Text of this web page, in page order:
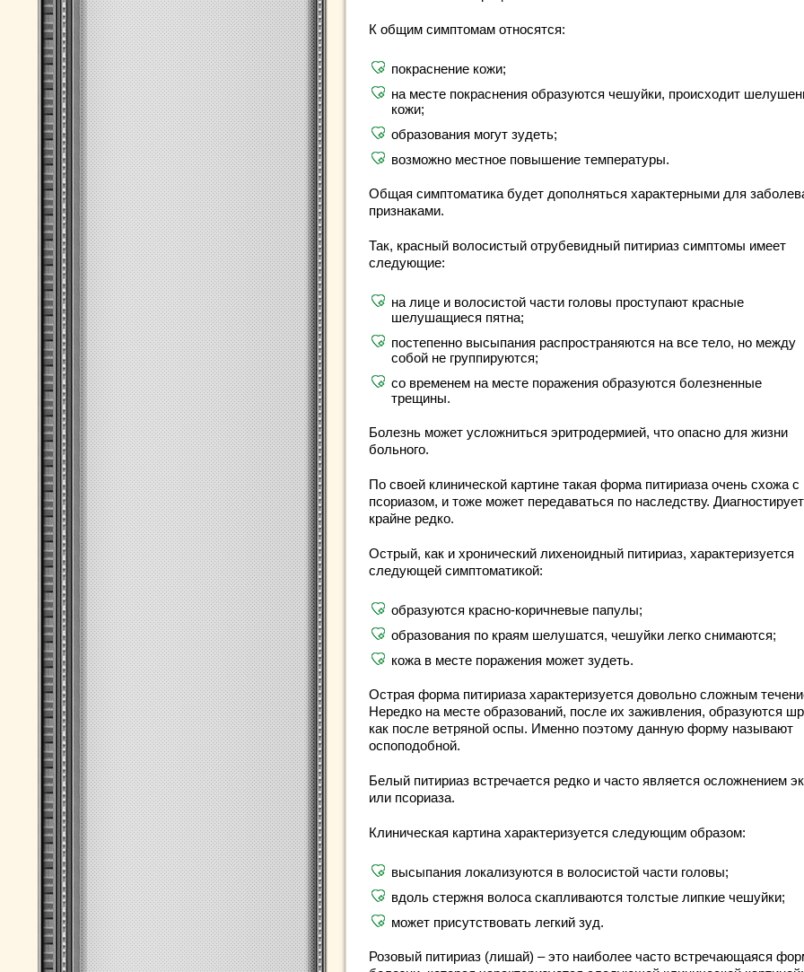
К общим симптомам относятся:
покраснение кожи;
на месте покраснения образуются чешуйки, происходит
кожи;
образования могут зудеть;
возможно местное повышение температуры.
Общая симптоматика будет дополняться характерными для
признаками.
Так, красный волосистый отрубевидный питириаз симптомы имеет
следующие:
на лице и волосистой части головы проступают красные
шелушащиеся пятна;
постепенно высыпания распространяются на все тело, но между
собой не группируются;
со временем на месте поражения образуются болезненные
трещины.
Болезнь может усложниться эритродермией, что опасно для жизни
больного.
По своей клинической картине такая форма питириаза очень схожа с
псориазом, и тоже может передаваться по наследству.
крайне редко.
Острый, как и хронический лихеноидный питириаз, характеризуется
следующей симптоматикой:
образуются красно-коричневые папулы;
образования по краям шелушатся, чешуйки легко снимаются;
кожа в месте поражения может зудеть.
Острая форма питириаза характеризуется довольно сложным
Нередко на месте образований, после их заживления, образуются
как после ветряной оспы. Именно поэтому данную форму называют
оспоподобной.
Белый питириаз встречается редко и часто является осложнением
или псориаза.
Клиническая картина характеризуется следующим образом:
высыпания локализуются в волосистой части головы;
вдоль стержня волоса скапливаются толстые липкие чешуйки;
может присутствовать легкий зуд.
Розовый питириаз (лишай) – это наиболее часто встречающаяся